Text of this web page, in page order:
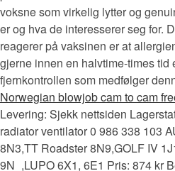
voksne som virkelig lytter og
er og hva de interesserer seg for.
reagerer på vaksinen er at
gjerne innen en halvtime-times tid
fjernkontrollen som medfølger
Norwegian blowjob cam to cam
Levering: Sjekk nettsiden
radiator ventilator 0 986 338 103
8N3,TT Roadster 8N9,GOLF IV
9N_,LUPO 6X1, 6E1 Pris: 874 kr